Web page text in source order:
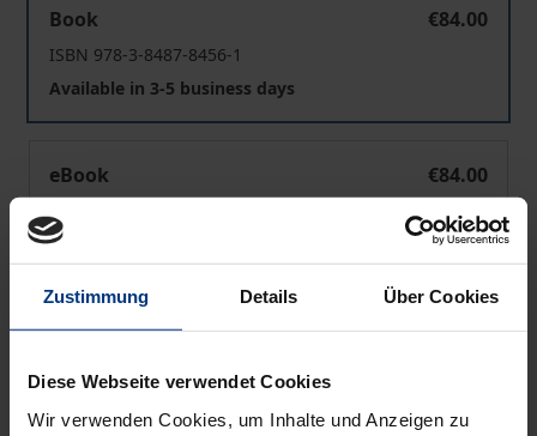
Zustimmung Details Über Cookies
Diese Webseite verwendet Cookies
Wir verwenden Cookies, um Inhalte und Anzeigen zu
Book
€84.00
ISBN 978-3-8487-8456-1
Available in 3-5 business days
eBook
€84.00
ISBN 978-3-7489-2837-9
Available
Prices include VAT. Depending on the delivery address, VAT
Add to Cart